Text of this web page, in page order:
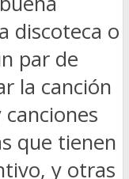
discoteca o
par de
la canción
que tienen
y otras